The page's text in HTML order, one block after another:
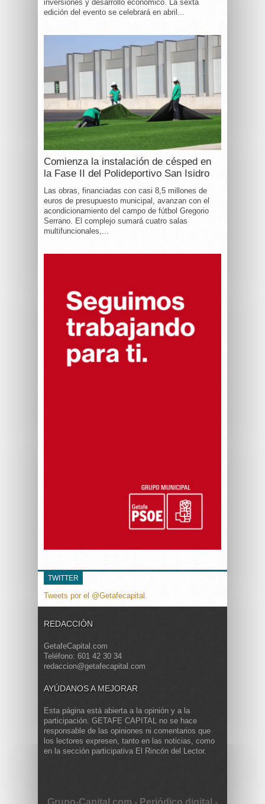
inversiones y desarrollo económico. La sexta
edición del evento se celebrará en abril...
Comienza la instalación de césped en
la Fase II del Polideportivo San Isidro
Las obras, financiadas con casi 8,5 millones de
euros de presupuesto municipal, avanzan con el
acondicionamiento del campo de fútbol Gregorio
Serrano. El complejo sumará cuatro salas
multifuncionales,...
TWITTER
Tweets por el @Getafecapital.
REDACCIÓN
GetafeCapital.com
Teléfono: 601 42 30 34
redaccion@getafecapital.com
AYÚDANOS A MEJORAR
Esta página está abierta a la opinión y a la
participación. GETAFE CAPITAL no se hace
responsable de las opiniones ni comentarios que
los lectores expresen, tanto en las noticias, como
en la sección participativa El Rincón del Lector.